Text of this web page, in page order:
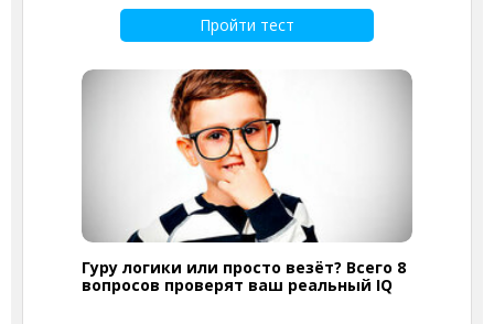
Пройти тест
Гуру логики или просто везёт? Всего 8
вопросов проверят ваш реальный IQ